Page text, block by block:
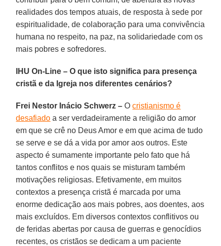
realidades dos tempos atuais, de resposta à sede por
espiritualidade, de colaboração para uma convivência
humana no respeito, na paz, na solidariedade com os
mais pobres e sofredores.
IHU On-Line – O que isto significa para presença
cristã e da Igreja nos diferentes cenários?
Frei Nestor Inácio Schwerz – Ocristianismo é
desafiado a ser verdadeiramente a religião do amor
em que se crê no Deus Amor e em que acima de tudo
se serve e se dá a vida por amor aos outros. Este
aspecto é sumamente importante pelo fato que há
tantos conflitos e nos quais se misturam também
motivações religiosas. Efetivamente, em muitos
contextos a presença cristã é marcada por uma
enorme dedicação aos mais pobres, aos doentes, aos
mais excluídos. Em diversos contextos conflitivos ou
de feridas abertas por causa de guerras e genocídios
recentes, os cristãos se dedicam a um paciente